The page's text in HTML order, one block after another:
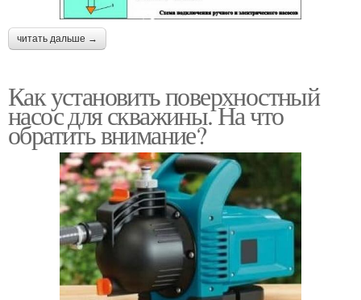
читать дальше →
Как установить поверхностный
насос для скважины. На что
обратить внимание?